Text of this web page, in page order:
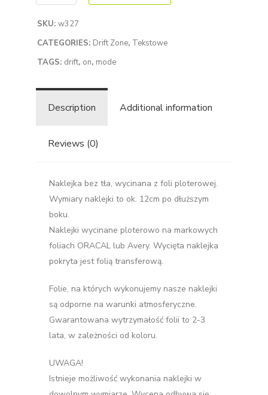
SKU: w327
CATEGORIES: Drift Zone, Tekstowe
TAGS: drift, on, mode
Description Additional information
Reviews (0)
Naklejka bez tła, wycinana z foli ploterowej.
Wymiary naklejki to ok. 12cm po dłuższym
boku.
Naklejki wycinane ploterowo na markowych
foliach ORACAL lub Avery. Wycięta naklejka
pokryta jest folią transferową.
Folie, na których wykonujemy nasze naklejki
są odporne na warunki atmosferyczne.
Gwarantowana wytrzymałość folii to 2-3
lata, w zależności od koloru.
UWAGA!
Istnieje możliwość wykonania naklejki w